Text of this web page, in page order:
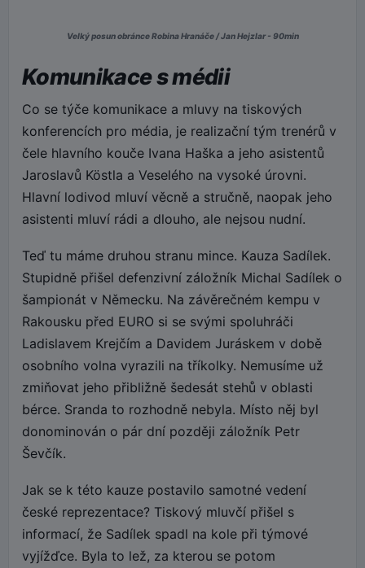
Velký posun obránce Robina Hranáče / Jan Hejzlar - 90min
Komunikace s médii
Co se týče komunikace a mluvy na tiskových
konferencích pro média, je realizační tým trenérů v
čele hlavního kouče Ivana Haška a jeho asistentů
Jaroslavů Köstla a Veselého na vysoké úrovni.
Hlavní lodivod mluví věcně a stručně, naopak jeho
asistenti mluví rádi a dlouho, ale nejsou nudní.
Teď tu máme druhou stranu mince. Kauza Sadílek.
Stupidně přišel defenzivní záložník Michal Sadílek o
šampionát v Německu. Na závěrečném kempu v
Rakousku před EURO si se svými spoluhráči
Ladislavem Krejčím a Davidem Juráskem v době
osobního volna vyrazili na tříkolky. Nemusíme už
zmiňovat jeho přibližně šedesát stehů v oblasti
bérce. Sranda to rozhodně nebyla. Místo něj byl
donominován o pár dní později záložník Petr
Ševčík.
Jak se k této kauze postavilo samotné vedení
české reprezentace? Tiskový mluvčí přišel s
informací, že Sadílek spadl na kole při týmové
vyjížďce. Byla to lež, za kterou se potom